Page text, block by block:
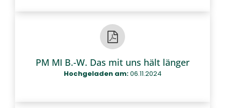
PM MI B.-W. Das mit uns hält länger
Hochgeladen am:06.11.2024